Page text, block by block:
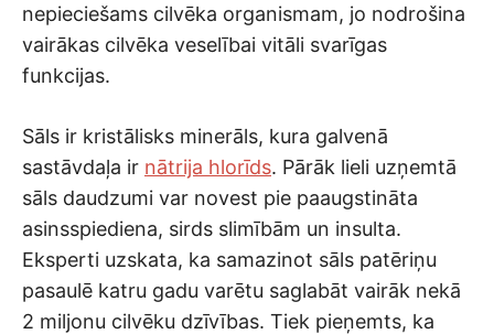
nepieciešams cilvēka organismam, jo nodrošina
vairākas cilvēka veselībai vitāli svarīgas
funkcijas.
Sāls ir kristālisks minerāls, kura galvenā
sastāvdaļa ir nātrija hlorīds. Pārāk lieli uzņemtā
sāls daudzumi var novest pie paaugstināta
asinsspiediena, sirds slimībām un insulta.
Eksperti uzskata, ka samazinot sāls patēriņu
pasaulē katru gadu varētu saglabāt vairāk nekā
2 miljonu cilvēku dzīvības. Tiek pieņemts, ka